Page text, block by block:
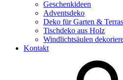
Geschenkideen
Adventsdeko
Deko für Garten &
Tischdeko aus Holz
Windlichtsäulen
Kontakt